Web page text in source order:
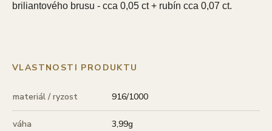
briliantového brusu - cca 0,05 ct + rubín cca 0,07 ct.
VLASTNOSTI PRODUKTU
materiál / ryzost 916/1000
váha 3,99g